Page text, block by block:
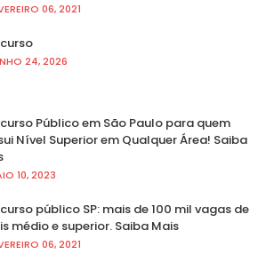
06, 2021
24, 2026
Público em São Paulo para quem
Nível Superior em Qualquer Área! Saiba
10, 2023
público SP: mais de 100 mil vagas de
médio e superior. Saiba Mais
06, 2021